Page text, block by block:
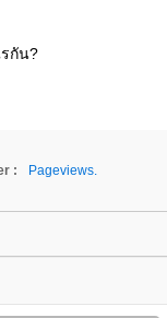
กัน?
:
Pageviews.